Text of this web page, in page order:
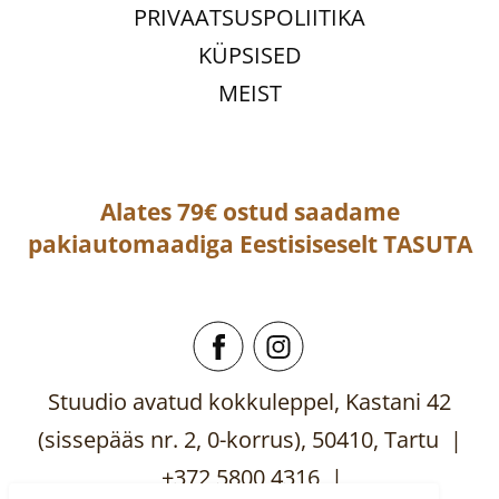
PRIVAATSUSPOLIITIKA
KÜPSISED
MEIST
Alates 79€ ostud saadame
pakiautomaadiga EestisiseseltTASUTA
Stuudio avatud kokkuleppel, Kastani 42
(sissepääs nr. 2, 0-korrus), 50410, Tartu |
+372 5800 4316 |